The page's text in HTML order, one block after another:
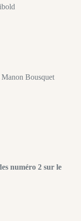
Manon Bousquet
numéro 2 sur le